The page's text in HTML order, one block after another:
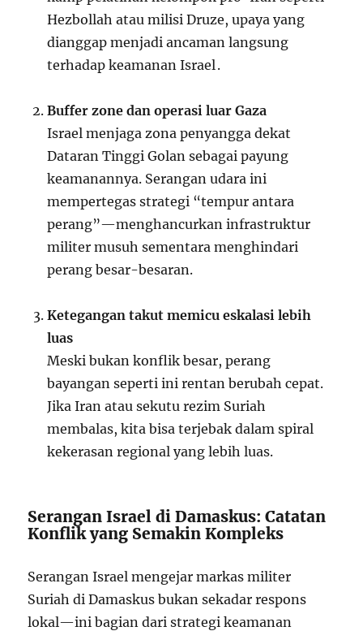
Hezbollah atau milisi Druze, upaya yang
dianggap menjadi ancaman langsung
terhadap keamanan Israel .
Buffer zone dan operasi luar Gaza
Israel menjaga zona penyangga dekat
Dataran Tinggi Golan sebagai payung
keamanannya. Serangan udara ini
mempertegas strategi “tempur antara
perang”—menghancurkan infrastruktur
militer musuh sementara menghindari
perang besar-besaran.
Ketegangan takut memicu eskalasi lebih
luas
Meski bukan konflik besar, perang
bayangan seperti ini rentan berubah cepat.
Jika Iran atau sekutu rezim Suriah
membalas, kita bisa terjebak dalam spiral
kekerasan regional yang lebih luas.
Serangan Israel di Damaskus: Catatan
Konflik yang Semakin Kompleks
Serangan Israel mengejar markas militer
Suriah di Damaskus bukan sekadar respons
lokal—ini bagian dari strategi keamanan